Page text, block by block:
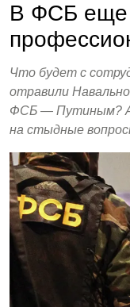
В ФСБ еще
Что будет с
отравили
ФСБ — Путиным?
на стыдные